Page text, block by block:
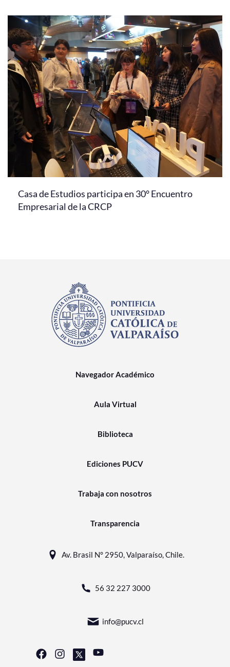
Casa de Estudios participa en 30° Encuentro
Empresarial de la CRCP
Navegador Académico
Aula Virtual
Biblioteca
Ediciones PUCV
Trabaja con nosotros
Transparencia
Av. Brasil N° 2950, Valparaíso, Chile.
56 32 227 3000
info@pucv.cl